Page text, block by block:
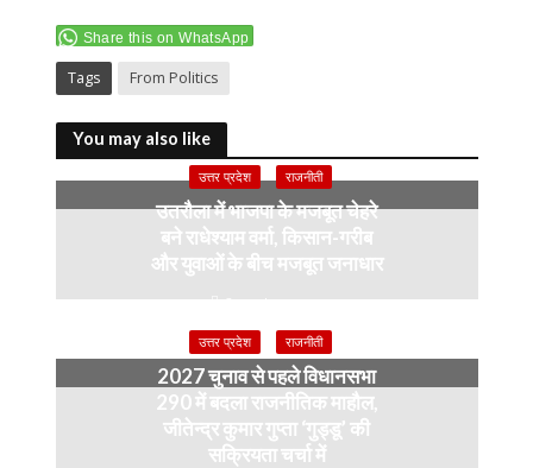
e
b
o
o
k
itt
er
p
y
Li
n
k
at
p
Share this on WhatsApp
Tags From Politics
You may also like
उत्तर प्रदेश राजनीती
उतरौला में भाजपा के मजबूत चेहरे
बने राधेश्याम वर्मा, किसान-गरीब
और युवाओं के बीच मजबूत जनाधार
2 weeks ago
उत्तर प्रदेश राजनीती
2027 चुनाव से पहले विधानसभा
290 में बदला राजनीतिक माहौल,
जीतेन्द्र कुमार गुप्ता ‘गुड्डू’ की
सक्रियता चर्चा में